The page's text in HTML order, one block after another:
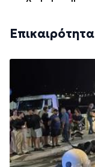
Επικαιρότητα